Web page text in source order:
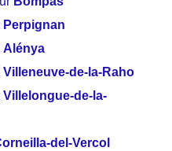
Perpignan
Alénya
Villeneuve-de-la-Raho
Villelongue-de-la-
del-Vercol